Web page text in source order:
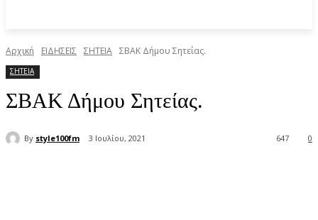
Αρχική ΕΙΔΗΣΕΙΣ ΣΗΤΕΙΑ ΣΒΑΚ Δήμου Σητείας.
ΣΗΤΕΙΑ
ΣΒΑΚ Δήμου Σητείας.
By style100fm 3 Ιουλίου, 2021 0
647